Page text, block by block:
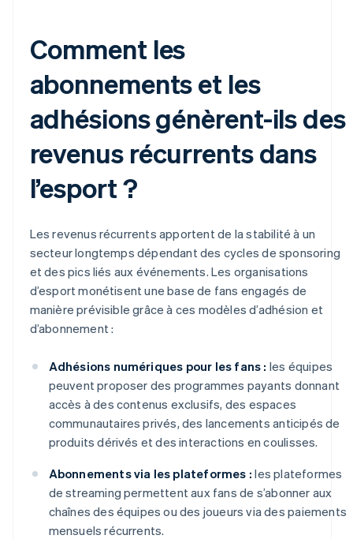
Comment les
abonnements et les
adhésions génèrent-ils des
revenus récurrents dans
l’esport ?
Les revenus récurrents apportent de la stabilité à un
secteur longtemps dépendant des cycles de sponsoring
et des pics liés aux événements. Les organisations
d’esport monétisent une base de fans engagés de
manière prévisible grâce à ces modèles d’adhésion et
d’abonnement :
Adhésions numériques pour les fans : les équipes
peuvent proposer des programmes payants donnant
accès à des contenus exclusifs, des espaces
communautaires privés, des lancements anticipés de
produits dérivés et des interactions en coulisses.
Abonnements via les plateformes : les plateformes
de streaming permettent aux fans de s’abonner aux
chaînes des équipes ou des joueurs via des paiements
mensuels récurrents.